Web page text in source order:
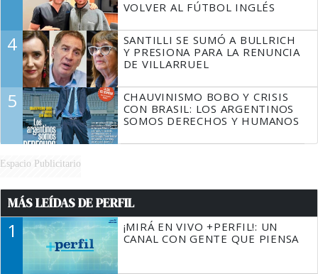
VOLVER AL FÚTBOL INGLÉS
4
SANTILLI SE SUMÓ A BULLRICH
Y PRESIONA PARA LA RENUNCIA
DE VILLARRUEL
5
CHAUVINISMO BOBO Y CRISIS
CON BRASIL: LOS ARGENTINOS
SOMOS DERECHOS Y HUMANOS
Espacio Publicitario
MÁS LEÍDAS DE PERFIL
1
¡MIRÁ EN VIVO +PERFIL!: UN
CANAL CON GENTE QUE PIENSA